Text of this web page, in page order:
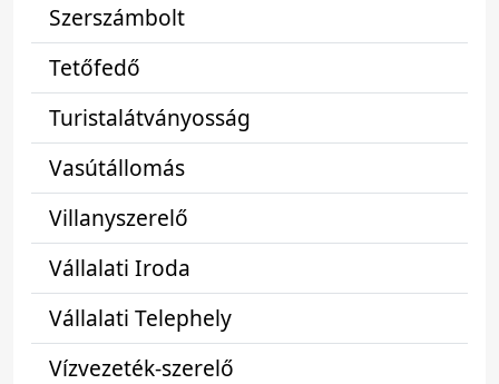
Szerszámbolt
Tetőfedő
Turistalátványosság
Vasútállomás
Villanyszerelő
Vállalati Iroda
Vállalati Telephely
Vízvezeték-szerelő